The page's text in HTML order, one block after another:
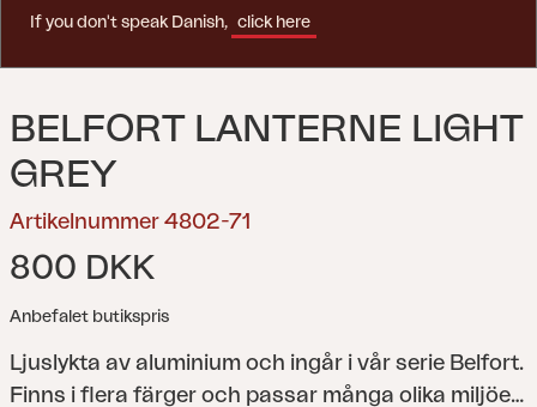
BELFORT LANTERNE LIGHT
GREY
Artikelnummer 4802-71
800 DKK
Anbefalet butikspris
Ljuslykta av aluminium och ingår i vår serie Belfort.
Finns i flera färger och passar många olika miljöer.
If you don't speak Danish, click here